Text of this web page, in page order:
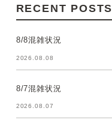
RECENT POSTS
8/8混雑状況
2026.08.08
8/7混雑状況
2026.08.07